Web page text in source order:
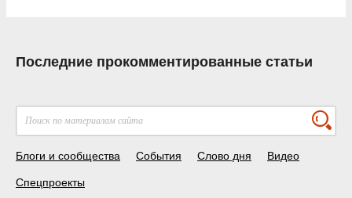
Последние прокомментированные статьи
Блоги и сообщества События Слово дня Видео
Спецпроекты